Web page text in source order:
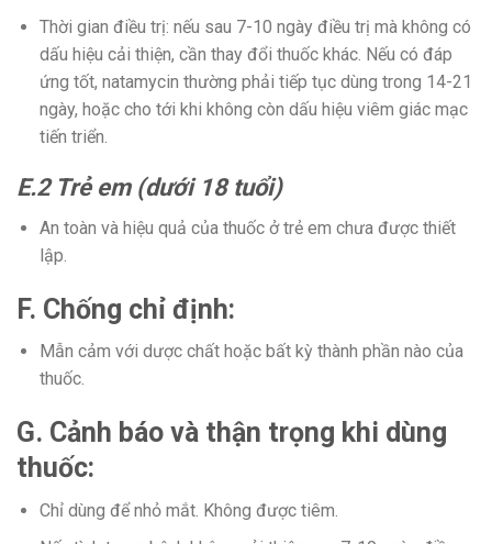
Thời gian điều trị: nếu sau 7-10 ngày điều trị mà không có
dấu hiệu cải thiện, cần thay đổi thuốc khác. Nếu có đáp
ứng tốt, natamycin thường phải tiếp tục dùng trong 14-21
ngày, hoặc cho tới khi không còn dấu hiệu viêm giác mạc
tiến triển.
E.2 Trẻ em (dưới 18 tuổi)
An toàn và hiệu quả của thuốc ở trẻ em chưa được thiết
lập.
F. Chống chỉ định:
Mẫn cảm với dược chất hoặc bất kỳ thành phần nào của
thuốc.
G. Cảnh báo và thận trọng khi dùng
thuốc:
Chỉ dùng để nhỏ mắt. Không được tiêm.